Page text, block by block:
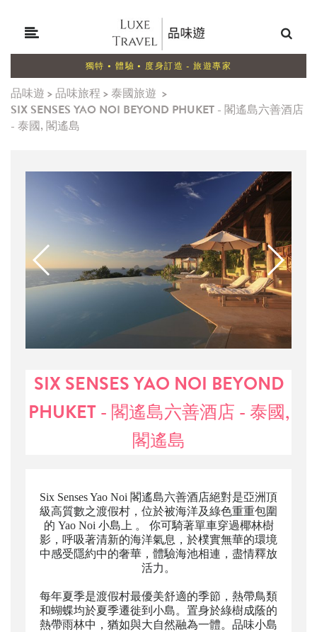
獨特 • 體驗 • 度身訂造 - 旅遊專家
品味遊 > 品味旅程 >泰國旅遊 >
SIX SENSES YAO NOI BEYOND PHUKET - 閣遙島六善酒店
- 泰國, 閣遙島
SIX SENSES YAO NOI BEYOND
PHUKET - 閣遙島六善酒店 - 泰國,
閣遙島
Six Senses Yao Noi 閣遙島六善酒店絕對是亞洲頂
級高質數之渡假村，位於被海洋及綠色重重包圍
的 Yao Noi 小島上 。 你可騎著單車穿過椰林樹
影，呼吸著清新的海洋氣息，於樸實無華的環境
中感受隱約中的奢華，體驗海池相連，盡情釋放
活力。
每年夏季是渡假村最優美舒適的季節，熱帶鳥類
和蝴蝶均於夏季遷徙到小島。置身於綠樹成蔭的
熱帶雨林中，猶如與大自然融為一體。品味小島